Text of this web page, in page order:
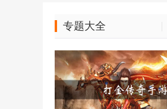
专题大全